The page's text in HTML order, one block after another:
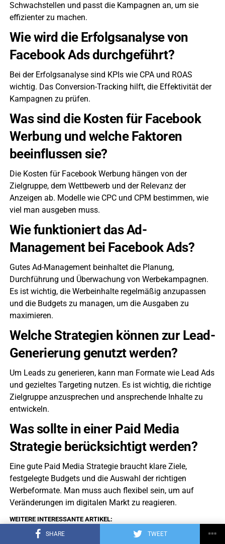
SHARE TWEET
Schwachstellen und passt die Kampagnen an, um sie
effizienter zu machen.
Wie wird die Erfolgsanalyse von
Facebook Ads durchgeführt?
Bei der Erfolgsanalyse sind KPIs wie CPA und ROAS
wichtig. Das Conversion-Tracking hilft, die Effektivität der
Kampagnen zu prüfen.
Was sind die Kosten für Facebook
Werbung und welche Faktoren
beeinflussen sie?
Die Kosten für Facebook Werbung hängen von der
Zielgruppe, dem Wettbewerb und der Relevanz der
Anzeigen ab. Modelle wie CPC und CPM bestimmen, wie
viel man ausgeben muss.
Wie funktioniert das Ad-
Management bei Facebook Ads?
Gutes Ad-Management beinhaltet die Planung,
Durchführung und Überwachung von Werbekampagnen.
Es ist wichtig, die Werbeinhalte regelmäßig anzupassen
und die Budgets zu managen, um die Ausgaben zu
maximieren.
Welche Strategien können zur Lead-
Generierung genutzt werden?
Um Leads zu generieren, kann man Formate wie Lead Ads
und gezieltes Targeting nutzen. Es ist wichtig, die richtige
Zielgruppe anzusprechen und ansprechende Inhalte zu
entwickeln.
Was sollte in einer Paid Media
Strategie berücksichtigt werden?
Eine gute Paid Media Strategie braucht klare Ziele,
festgelegte Budgets und die Auswahl der richtigen
Werbeformate. Man muss auch flexibel sein, um auf
Veränderungen im digitalen Markt zu reagieren.
WEITERE INTERESSANTE ARTIKEL: